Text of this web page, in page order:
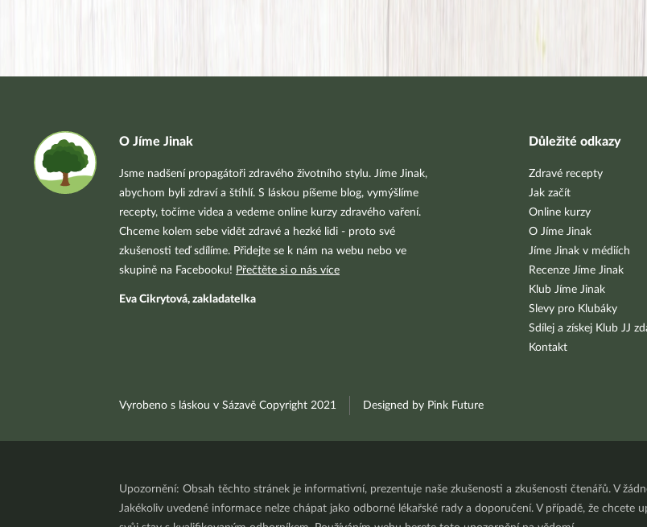
O Jíme Jinak
Jsme nadšení propagátoři zdravého životního stylu. Jíme Jinak,
abychom byli zdraví a štíhlí. S láskou píšeme blog, vymýšlíme
recepty, točíme videa a vedeme online kurzy zdravého vaření.
Chceme kolem sebe vidět zdravé a hezké lidi - proto své
zkušenosti teď sdílíme. Přidejte se k nám na webu nebo ve
skupině na Facebooku! Přečtěte si o nás více
Eva Cikrytová, zakladatelka
Důležité odkazy
Zdravé recepty
Jak začít
Online kurzy
O Jíme Jinak
Jíme Jinak v médiích
Recenze Jíme Jinak
Klub Jíme Jinak
Slevy pro Klubáky
Sdílej a získej Klub JJ
Kontakt
Vyrobeno s láskou v Sázavě Copyright 2021 Designed by Pink Future
Upozornění: Obsah těchto stránek je informativní, prezentuje naše zkušenosti a zkušenosti čtenářů. V
Jakékoliv uvedené informace nelze chápat jako odborné lékařské rady a doporučení. V případě, že